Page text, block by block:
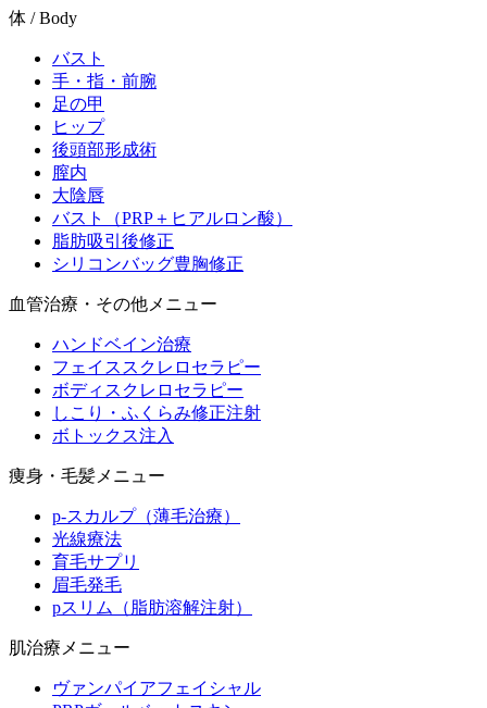
体 / Body
バスト
手・指・前腕
足の甲
ヒップ
後頭部形成術
膣内
大陰唇
バスト（PRP＋ヒアルロン酸）
脂肪吸引後修正
シリコンバッグ豊胸修正
血管治療・その他メニュー
ハンドベイン治療
フェイススクレロセラピー
ボディスクレロセラピー
しこり・ふくらみ修正注射
ボトックス注入
痩身・毛髪メニュー
p-スカルプ（薄毛治療）
光線療法
育毛サプリ
眉毛発毛
pスリム（脂肪溶解注射）
肌治療メニュー
ヴァンパイアフェイシャル